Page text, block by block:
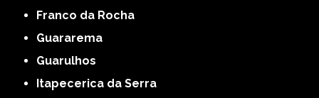
Franco da Rocha
Guararema
Guarulhos
Itapecerica da Serra